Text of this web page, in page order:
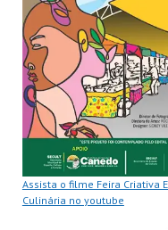
Assista o filme Feira Criativa
Culinária no youtube